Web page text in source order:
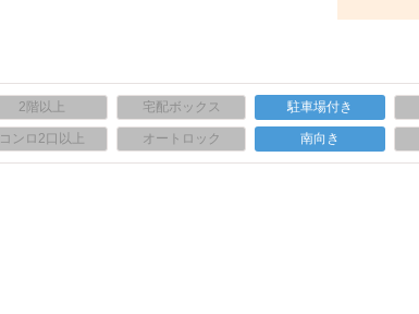
2階以上 宅配ボックス 駐車場付き
コンロ2口以上 オートロック 南向き